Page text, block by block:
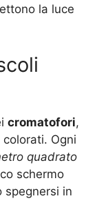
la luce
cromatofori,
Ogni
quadrato
schermo
spegnersi in